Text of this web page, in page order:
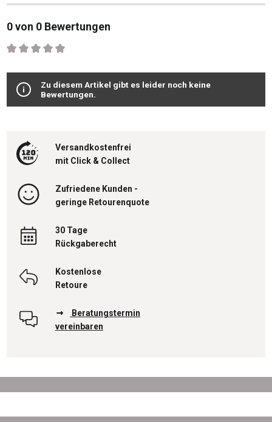
0 von 0 Bewertungen
Durchschnittliche Bewertung von 0 von 5 Sternen
Zu diesem Artikel gibt es leider noch keine
Bewertungen.
Versandkostenfrei
mit Click & Collect
Zufriedene Kunden -
geringe Retourenquote
30 Tage
Rückgaberecht
Kostenlose
Retoure
Beratungstermin
vereinbaren